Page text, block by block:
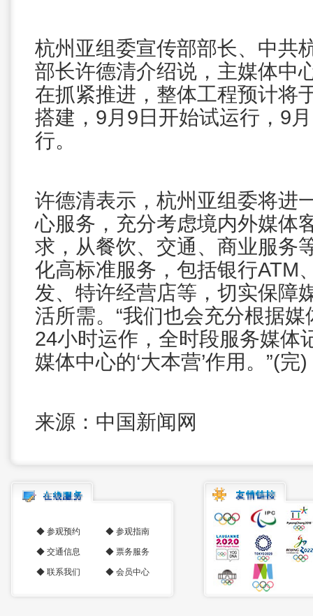
杭州亚组委宣传部部长、中共
部长许德清介绍说，主媒体中
在抓紧推进，整体工程预计将
搭建，9月9日开始试运行，9
行。
许德清表示，杭州亚组委将进
心服务，充分考虑境内外媒体
求，从餐饮、交通、商业服务
化高标准服务，包括银行ATM
发、特许经营店等，切实保障
活所需。“我们也会充分根据
24小时运作，全时段服务媒体
媒体中心的‘大本营’作用。”(完)
来源：中国新闻网
◆ 参观预约 ◆ 参观指南
◆ 交通信息 ◆ 票务服务
◆ 联系我们 ◆ 会员中心